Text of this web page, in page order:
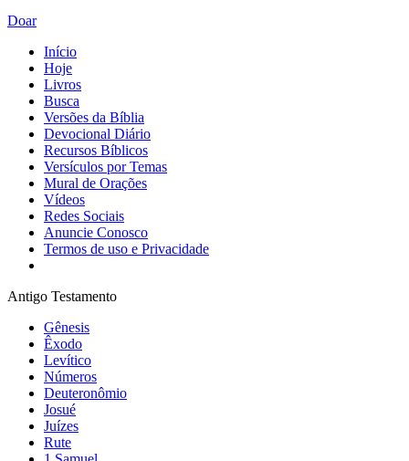
Doar
Início
Hoje
Livros
Busca
Versões da Bíblia
Devocional Diário
Recursos Bíblicos
Versículos por Temas
Mural de Orações
Vídeos
Redes Sociais
Anuncie Conosco
Termos de uso e Privacidade
Antigo Testamento
Gênesis
Êxodo
Levítico
Números
Deuteronômio
Josué
Juízes
Rute